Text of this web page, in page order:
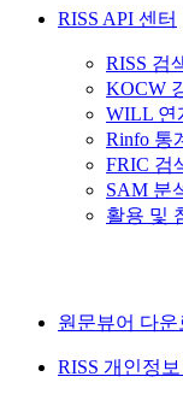
RISS API 센터
RISS 검
KOCW
WILL 연
Rinfo 통
FRIC 검
SAM 분
활용 및
원문뷰어 다운
RISS 개인정보